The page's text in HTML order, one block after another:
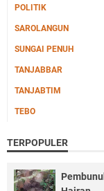
POLITIK
SAROLANGUN
SUNGAI PENUH
TANJABBAR
TANJABTIM
TEBO
TERPOPULER